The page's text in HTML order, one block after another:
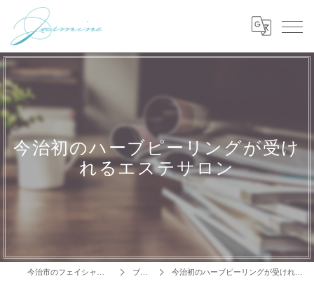
今治初のハーブピーリングが受け
れるエステサロン
ブログ 今治初のハーブピーリングが受けれるエステサロン